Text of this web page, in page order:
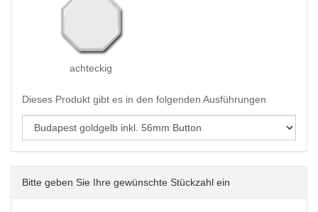
achteckig
Dieses Produkt gibt es in den folgenden Ausführungen
Bitte geben Sie Ihre gewünschte Stückzahl ein